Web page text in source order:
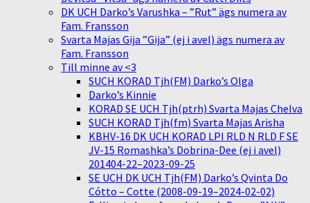
DK UCH Darko’s Varushka – ”Rut” ägs numera av
Fam. Fransson
Svarta Majas Gija ”Gija” (ej i avel) ägs numera av
Fam. Fransson
Till minne av <3
SUCH KORAD Tjh(FM) Darko’s Olga
Darko’s Kinnie
KORAD SE UCH Tjh(ptrh) Svarta Majas Chelva
SUCH KORAD Tjh(fm) Svarta Majas Arisha
KBHV-16 DK UCH KORAD LPI RLD N RLD F SE
JV-15 Romashka’s Dobrina-Dee (ej i avel)
201404-22–2023-09-25
SE UCH DK UCH Tjh(FM) Darko’s Qvinta Do
Cótto – Cotte (2008-09-19–2024-02-02)